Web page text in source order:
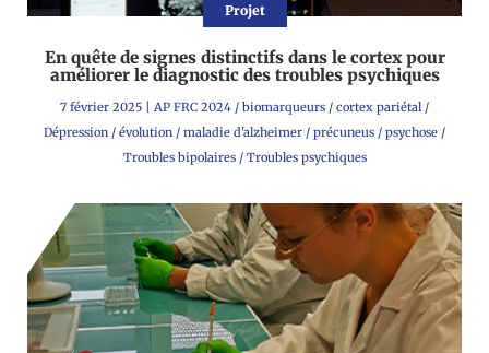
Projet
En quête de signes distinctifs dans le cortex pour
améliorer le diagnostic des troubles psychiques
7 février 2025 AP FRC 2024 / biomarqueurs / cortex pariétal/
Dépression / évolution / maladie d'alzheimer / précuneus / psychose /
Troubles bipolaires/ Troubles psychiques